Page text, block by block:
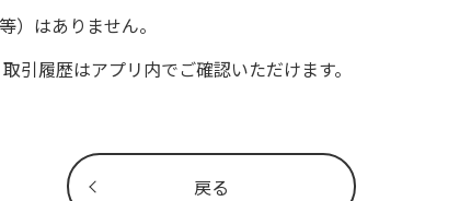
戻る
）はありません。
引履歴はアプリ内でご確認いただけます。